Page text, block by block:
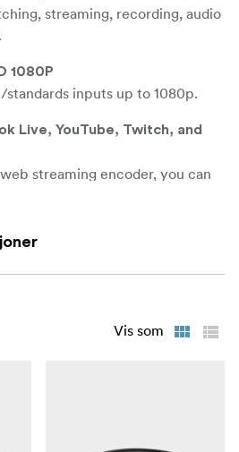
streaming, recording, audio
1080P
inputs up to 1080p.
Live, YouTube, Twitch, and
streaming encoder, you can
server software to send videos
titles by graphic overlays.
Vis som